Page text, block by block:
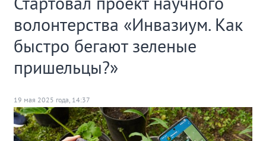
волонтерства «Инвазиум. Как
быстро бегают зеленые
пришельцы?»
19 мая 2025 года, 14:37